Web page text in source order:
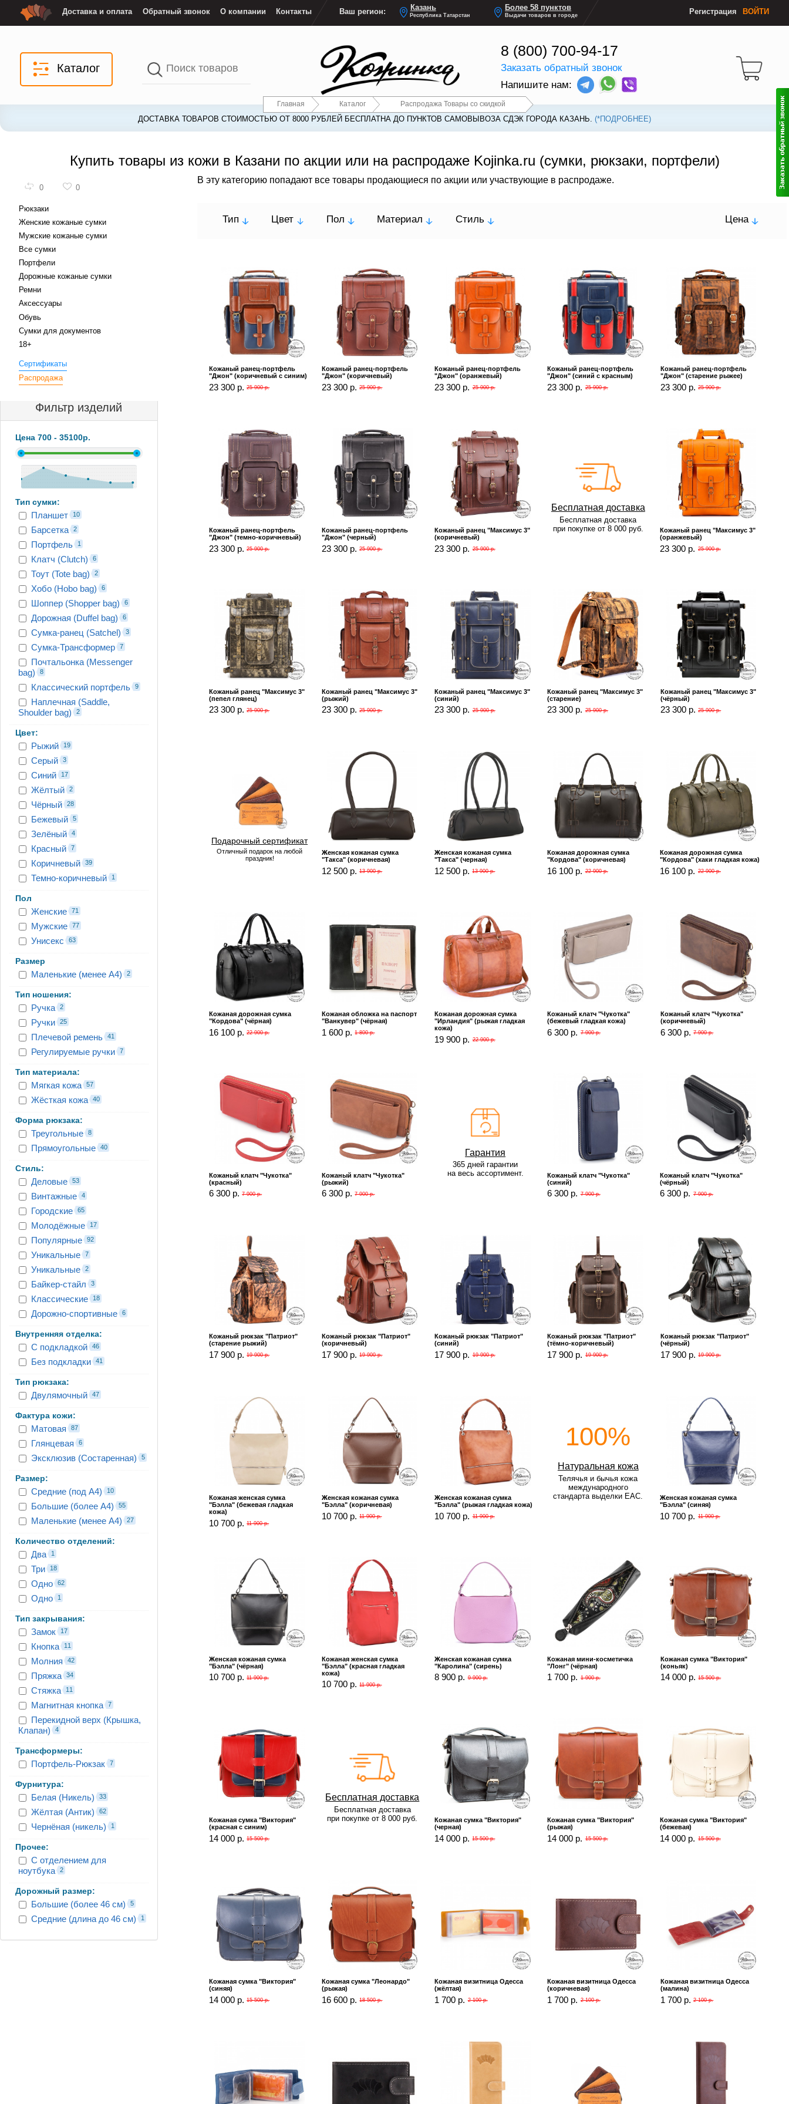
Доставка и оплата Обратный звонок О компании Контакты Ваш регион: Казань
Республика Татарстан
Более 58 пунктов
Выдачи товаров в городе Регистрация ВОЙТИ
Каталог
8 (800) 700-94-17
Заказать обратный звонок
Напишите нам:
Главная Каталог Распродажа Товары со скидкой
ДОСТАВКА ТОВАРОВ СТОИМОСТЬЮ ОТ 8000 РУБЛЕЙ БЕСПЛАТНА ДО ПУНКТОВ САМОВЫВОЗА СДЭК ГОРОДА КАЗАНЬ. (*ПОДРОБНЕЕ)
Купить товары из кожи в Казани по акции или на распродаже Kojinka.ru (сумки, рюкзаки, портфели)
0 0
Рюкзаки
Женские кожаные сумки
Мужские кожаные сумки
Все сумки
Портфели
Дорожные кожаные сумки
Ремни
Аксессуары
Обувь
Сумки для документов
18+
Сертификаты
Распродажа
Фильтр изделий
Цена 700 - 35100р.
Тип сумки:
Планшет 10
Барсетка 2
Портфель 1
Клатч (Clutch) 6
Тоут (Tote bag) 2
Хобо (Hobo bag) 6
Шоппер (Shopper bag) 6
Дорожная (Duffel bag) 6
Сумка-ранец (Satchel) 3
Сумка-Трансформер 7
Почтальонка (Messenger
bag)
8
Классический портфель 9
Наплечная (Saddle,
Shoulder bag)
2
Цвет:
Рыжий 19
Серый 3
Синий 17
Жёлтый 2
Чёрный 28
Бежевый 5
Зелёный 4
Красный 7
Коричневый 39
Темно-коричневый 1
Пол
Женские 71
Мужские 77
Унисекс 63
Размер
Маленькие (менее А4) 2
Тип ношения:
Ручка 2
Ручки 25
Плечевой ремень 41
Регулируемые ручки 7
Тип материала:
Мягкая кожа 57
Жёсткая кожа 40
Форма рюкзака:
Треугольные 8
Прямоугольные 40
Стиль:
Деловые 53
Винтажные 4
Городские 65
Молодёжные 17
Популярные 92
Уникальные 7
Уникальные 2
Байкер-стайл 3
Классические 18
Дорожно-спортивные 6
Внутренняя отделка:
С подкладкой 46
Без подкладки 41
Тип рюкзака:
Двулямочный 47
Фактура кожи:
Матовая 87
Глянцевая 6
Эксклюзив (Состаренная) 5
Размер:
Средние (под А4) 10
Большие (более А4) 55
Маленькие (менее А4) 27
Количество отделений:
Два 1
Три 18
Одно 62
Одно 1
Тип закрывания:
Замок 17
Кнопка 11
Молния 42
Пряжка 34
Стяжка 11
Магнитная кнопка 7
Перекидной верх (Крышка,
Клапан)
4
Трансформеры:
Портфель-Рюкзак 7
Фурнитура:
Белая (Никель) 33
Жёлтая (Антик) 62
Чернёная (никель) 1
Прочее:
С отделением для
ноутбука
2
Дорожный размер:
Большие (более 46 см) 5
Средние (длина до 46 см) 1
В эту категорию попадают все товары продающиеся по акции или участвующие в распродаже.
Тип Цвет Пол Материал Стиль Цена
Кожаный ранец-портфель
"Джон" (коричневый с синим)
23 300 р. 25 900 р.
Кожаный ранец-портфель
"Джон" (коричневый)
23 300 р. 25 900 р.
Кожаный ранец-портфель
"Джон" (оранжевый)
23 300 р. 25 900 р.
Кожаный ранец-портфель
"Джон" (синий с красным)
23 300 р. 25 900 р.
Кожаный ранец-портфель
"Джон" (старение рыжее)
23 300 р. 25 900 р.
Кожаный ранец-портфель
"Джон" (темно-коричневый)
23 300 р. 25 900 р.
Кожаный ранец-портфель
"Джон" (черный)
23 300 р. 25 900 р.
Кожаный ранец "Максимус 3"
(коричневый)
23 300 р. 25 900 р.
Бесплатная доставка
Бесплатная доставка
при покупке от 8 000 руб.
Кожаный ранец "Максимус 3"
(оранжевый)
23 300 р. 25 900 р.
Кожаный ранец "Максимус 3"
(пепел глянец)
23 300 р. 25 900 р.
Кожаный ранец "Максимус 3"
(рыжий)
23 300 р. 25 900 р.
Кожаный ранец "Максимус 3"
(синий)
23 300 р. 25 900 р.
Кожаный ранец "Максимус 3"
(старение)
23 300 р. 25 900 р.
Кожаный ранец "Максимус 3"
(чёрный)
23 300 р. 25 900 р.
Подарочный сертификат
Отличный подарок на любой
праздник!
Женская кожаная сумка
"Такса" (коричневая)
12 500 р. 13 900 р.
Женская кожаная сумка
"Такса" (черная)
12 500 р. 13 900 р.
Кожаная дорожная сумка
"Кордова" (коричневая)
16 100 р. 22 900 р.
Кожаная дорожная сумка
"Кордова" (хаки гладкая кожа)
16 100 р. 22 900 р.
Кожаная дорожная сумка
"Кордова" (чёрная)
16 100 р. 22 900 р.
Кожаная обложка на паспорт
"Ванкувер" (чёрная)
1 600 р. 1 800 р.
Кожаная дорожная сумка
"Ирландия" (рыжая гладкая
кожа)
19 900 р. 22 900 р.
Кожаный клатч "Чукотка"
(бежевый гладкая кожа)
6 300 р. 7 900 р.
Кожаный клатч "Чукотка"
(коричневый)
6 300 р. 7 900 р.
Кожаный клатч "Чукотка"
(красный)
6 300 р. 7 900 р.
Кожаный клатч "Чукотка"
(рыжий)
6 300 р. 7 900 р.
Гарантия
365 дней гарантии
на весь ассортимент.
Кожаный клатч "Чукотка"
(синий)
6 300 р. 7 900 р.
Кожаный клатч "Чукотка"
(чёрный)
6 300 р. 7 900 р.
Кожаный рюкзак "Патриот"
(старение рыжий)
17 900 р. 19 900 р.
Кожаный рюкзак "Патриот"
(коричневый)
17 900 р. 19 900 р.
Кожаный рюкзак "Патриот"
(синий)
17 900 р. 19 900 р.
Кожаный рюкзак "Патриот"
(тёмно-коричневый)
17 900 р. 19 900 р.
Кожаный рюкзак "Патриот"
(чёрный)
17 900 р. 19 900 р.
Кожаная женская сумка
"Бэлла" (бежевая гладкая
кожа)
10 700 р. 11 900 р.
Женская кожаная сумка
"Бэлла" (коричневая)
10 700 р. 11 900 р.
Женская кожаная сумка
"Бэлла" (рыжая гладкая кожа)
10 700 р. 11 900 р.
100%
Натуральная кожа
Телячья и бычья кожа
международного
стандарта выделки EAC.
Женская кожаная сумка
"Бэлла" (синяя)
10 700 р. 11 900 р.
Женская кожаная сумка
"Бэлла" (чёрная)
10 700 р. 11 900 р.
Кожаная женская сумка
"Бэлла" (красная гладкая
кожа)
10 700 р. 11 900 р.
Женская кожаная сумка
"Каролина" (сирень)
8 900 р. 9 900 р.
Кожаная мини-косметичка
"Лонг" (чёрная)
1 700 р. 1 900 р.
Кожаная сумка "Виктория"
(коньяк)
14 000 р. 15 500 р.
Кожаная сумка "Виктория"
(красная с синим)
14 000 р. 15 500 р.
Бесплатная доставка
Бесплатная доставка
при покупке от 8 000 руб.
Кожаная сумка "Виктория"
(черная)
14 000 р. 15 500 р.
Кожаная сумка "Виктория"
(рыжая)
14 000 р. 15 500 р.
Кожаная сумка "Виктория"
(бежевая)
14 000 р. 15 500 р.
Кожаная сумка "Виктория"
(синяя)
14 000 р. 15 500 р.
Кожаная сумка "Леонардо"
(рыжая)
16 600 р. 18 500 р.
Кожаная визитница Одесса
(жёлтая)
1 700 р. 2 100 р.
Кожаная визитница Одесса
(коричневая)
1 700 р. 2 100 р.
Кожаная визитница Одесса
(малина)
1 700 р. 2 100 р.